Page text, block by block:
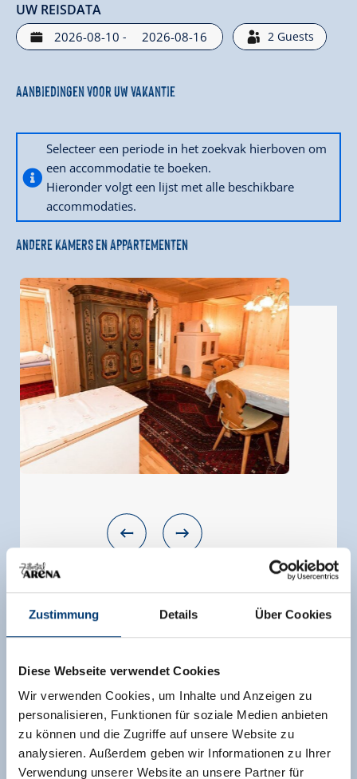
Zustimmung Details Über Cookies
Diese Webseite verwendet Cookies
Wir verwenden Cookies, um Inhalte und Anzeigen zu
personalisieren, Funktionen für soziale Medien anbieten
zu können und die Zugriffe auf unsere Website zu
analysieren. Außerdem geben wir Informationen zu Ihrer
Verwendung unserer Website an unsere Partner für
UW REISDATA
- 2 Guests
Aanbiedingen voor uw vakantie
Selecteer een periode in het zoekvak hierboven om
een accommodatie te boeken.
Hieronder volgt een lijst met alle beschikbare
accommodaties.
ANDERE KAMERS EN APPARTEMENTEN
grootte van de kamer:70 m² | Opdrachten:2 -
4 mensen |Slaapkamer:2
Een vakantieappartement met natuuhout,
parketvloeren, gezellige woonkamer met
tegelkachel, rookvrij appartement. (Rookruimte
is beschikbaar) TVB-kinderenprogramma van
ma-vr in de zomer. All-in-weken in de winter en
zomer. Broodjesservice.